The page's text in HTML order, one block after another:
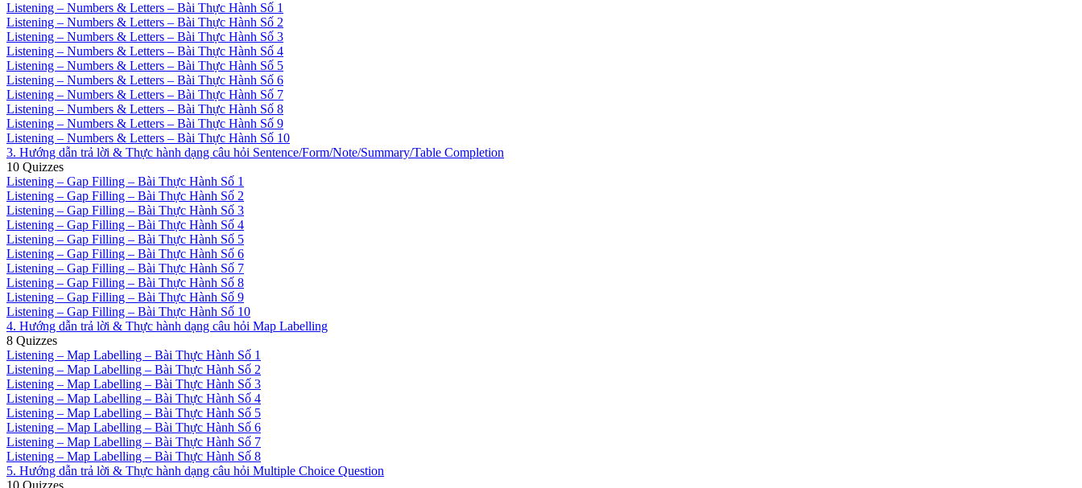
Listening – Numbers & Letters – Bài Thực Hành Số 1
Listening – Numbers & Letters – Bài Thực Hành Số 2
Listening – Numbers & Letters – Bài Thực Hành Số 3
Listening – Numbers & Letters – Bài Thực Hành Số 4
Listening – Numbers & Letters – Bài Thực Hành Số 5
Listening – Numbers & Letters – Bài Thực Hành Số 6
Listening – Numbers & Letters – Bài Thực Hành Số 7
Listening – Numbers & Letters – Bài Thực Hành Số 8
Listening – Numbers & Letters – Bài Thực Hành Số 9
Listening – Numbers & Letters – Bài Thực Hành Số 10
3. Hướng dẫn trả lời & Thực hành dạng câu hỏi Sentence/Form/Note/Summary/Table Completion
10 Quizzes
Listening – Gap Filling – Bài Thực Hành Số 1
Listening – Gap Filling – Bài Thực Hành Số 2
Listening – Gap Filling – Bài Thực Hành Số 3
Listening – Gap Filling – Bài Thực Hành Số 4
Listening – Gap Filling – Bài Thực Hành Số 5
Listening – Gap Filling – Bài Thực Hành Số 6
Listening – Gap Filling – Bài Thực Hành Số 7
Listening – Gap Filling – Bài Thực Hành Số 8
Listening – Gap Filling – Bài Thực Hành Số 9
Listening – Gap Filling – Bài Thực Hành Số 10
4. Hướng dẫn trả lời & Thực hành dạng câu hỏi Map Labelling
8 Quizzes
Listening – Map Labelling – Bài Thực Hành Số 1
Listening – Map Labelling – Bài Thực Hành Số 2
Listening – Map Labelling – Bài Thực Hành Số 3
Listening – Map Labelling – Bài Thực Hành Số 4
Listening – Map Labelling – Bài Thực Hành Số 5
Listening – Map Labelling – Bài Thực Hành Số 6
Listening – Map Labelling – Bài Thực Hành Số 7
Listening – Map Labelling – Bài Thực Hành Số 8
5. Hướng dẫn trả lời & Thực hành dạng câu hỏi Multiple Choice Question